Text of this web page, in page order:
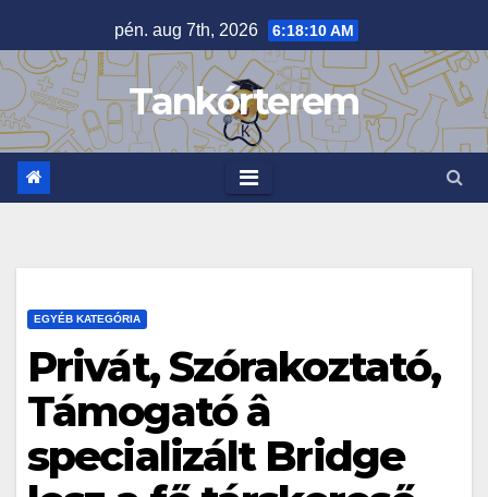
to
content
pén. aug 7th, 2026 6:18:11 AM
Tankórterem
EGYÉB KATEGÓRIA
Privát, Szórakoztató,
Támogató â
specializált Bridge